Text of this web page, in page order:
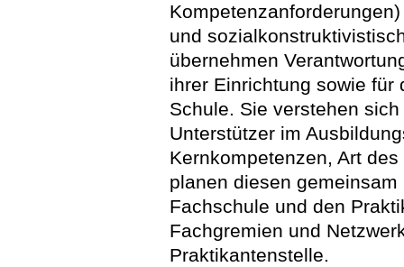
und
übernehmen
ihrer Einrichtung sowie für
Schule. Sie verstehen
Unterstützer im
Kernkompetenzen, Art
planen diesen
Fachschule und den
Fachgremien und
Praktikantenstelle.